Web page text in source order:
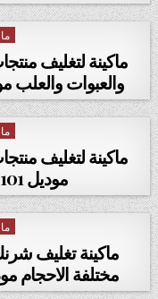
ماكينة لتغليف
والعبوات والعلب موديل 101 ماركة
ماكينة لتغليف
موديل 101 ماركة المهندس منسى
ماكينة تغليف
مختلفة الاحجام موديل 101 ماركة